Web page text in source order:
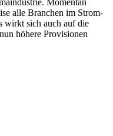
Momentan
alle Branchen im Strom-
wirkt sich auch auf die
höhere Provisionen